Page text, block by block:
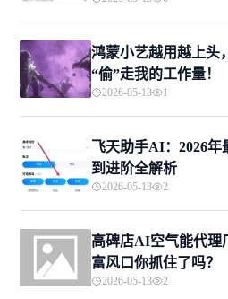
鸿蒙小艺越用越上头
“偷”走我的工作量！
2026-05-13 1
飞天助手AI：2026年
到进阶全解析
2026-05-13 2
高碑店AI空气能代理
富风口你抓住了吗？
2026-05-13 2